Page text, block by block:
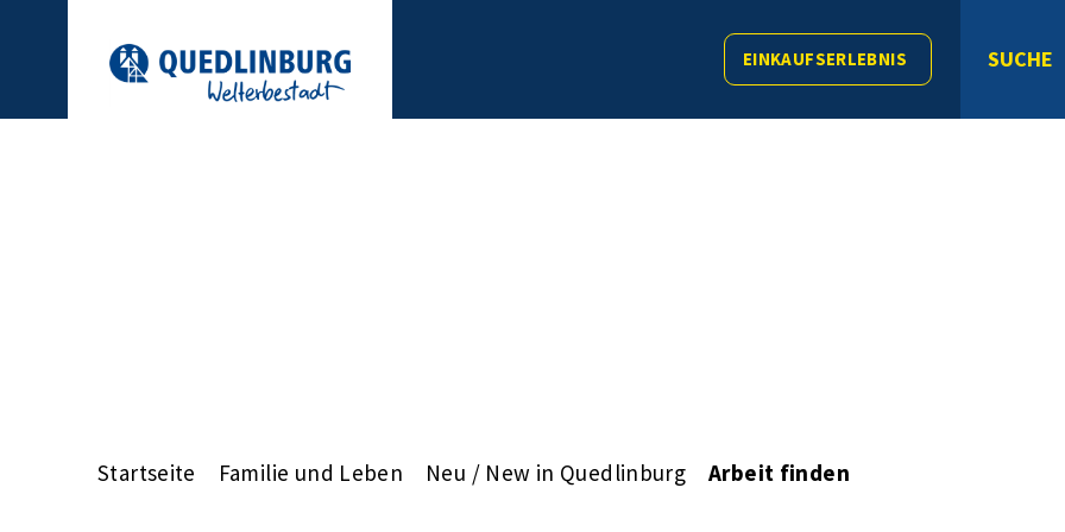
EINKAUFSERLEBNIS SUCHE
Startseite Familie und Leben Neu / New in Quedlinburg Arbeit finden